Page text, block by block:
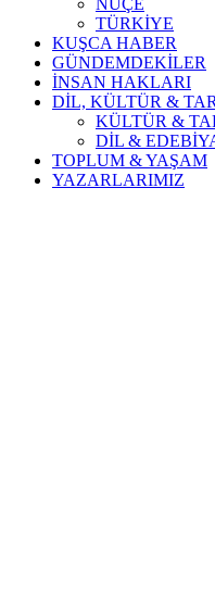
NUÇE
TÜRKİYE
KUŞCA HABER
GÜNDEMDEKİLER
İNSAN HAKLARI
DİL, KÜLTÜR &
KÜLTÜR &
DİL &
TOPLUM & YAŞAM
YAZARLARIMIZ